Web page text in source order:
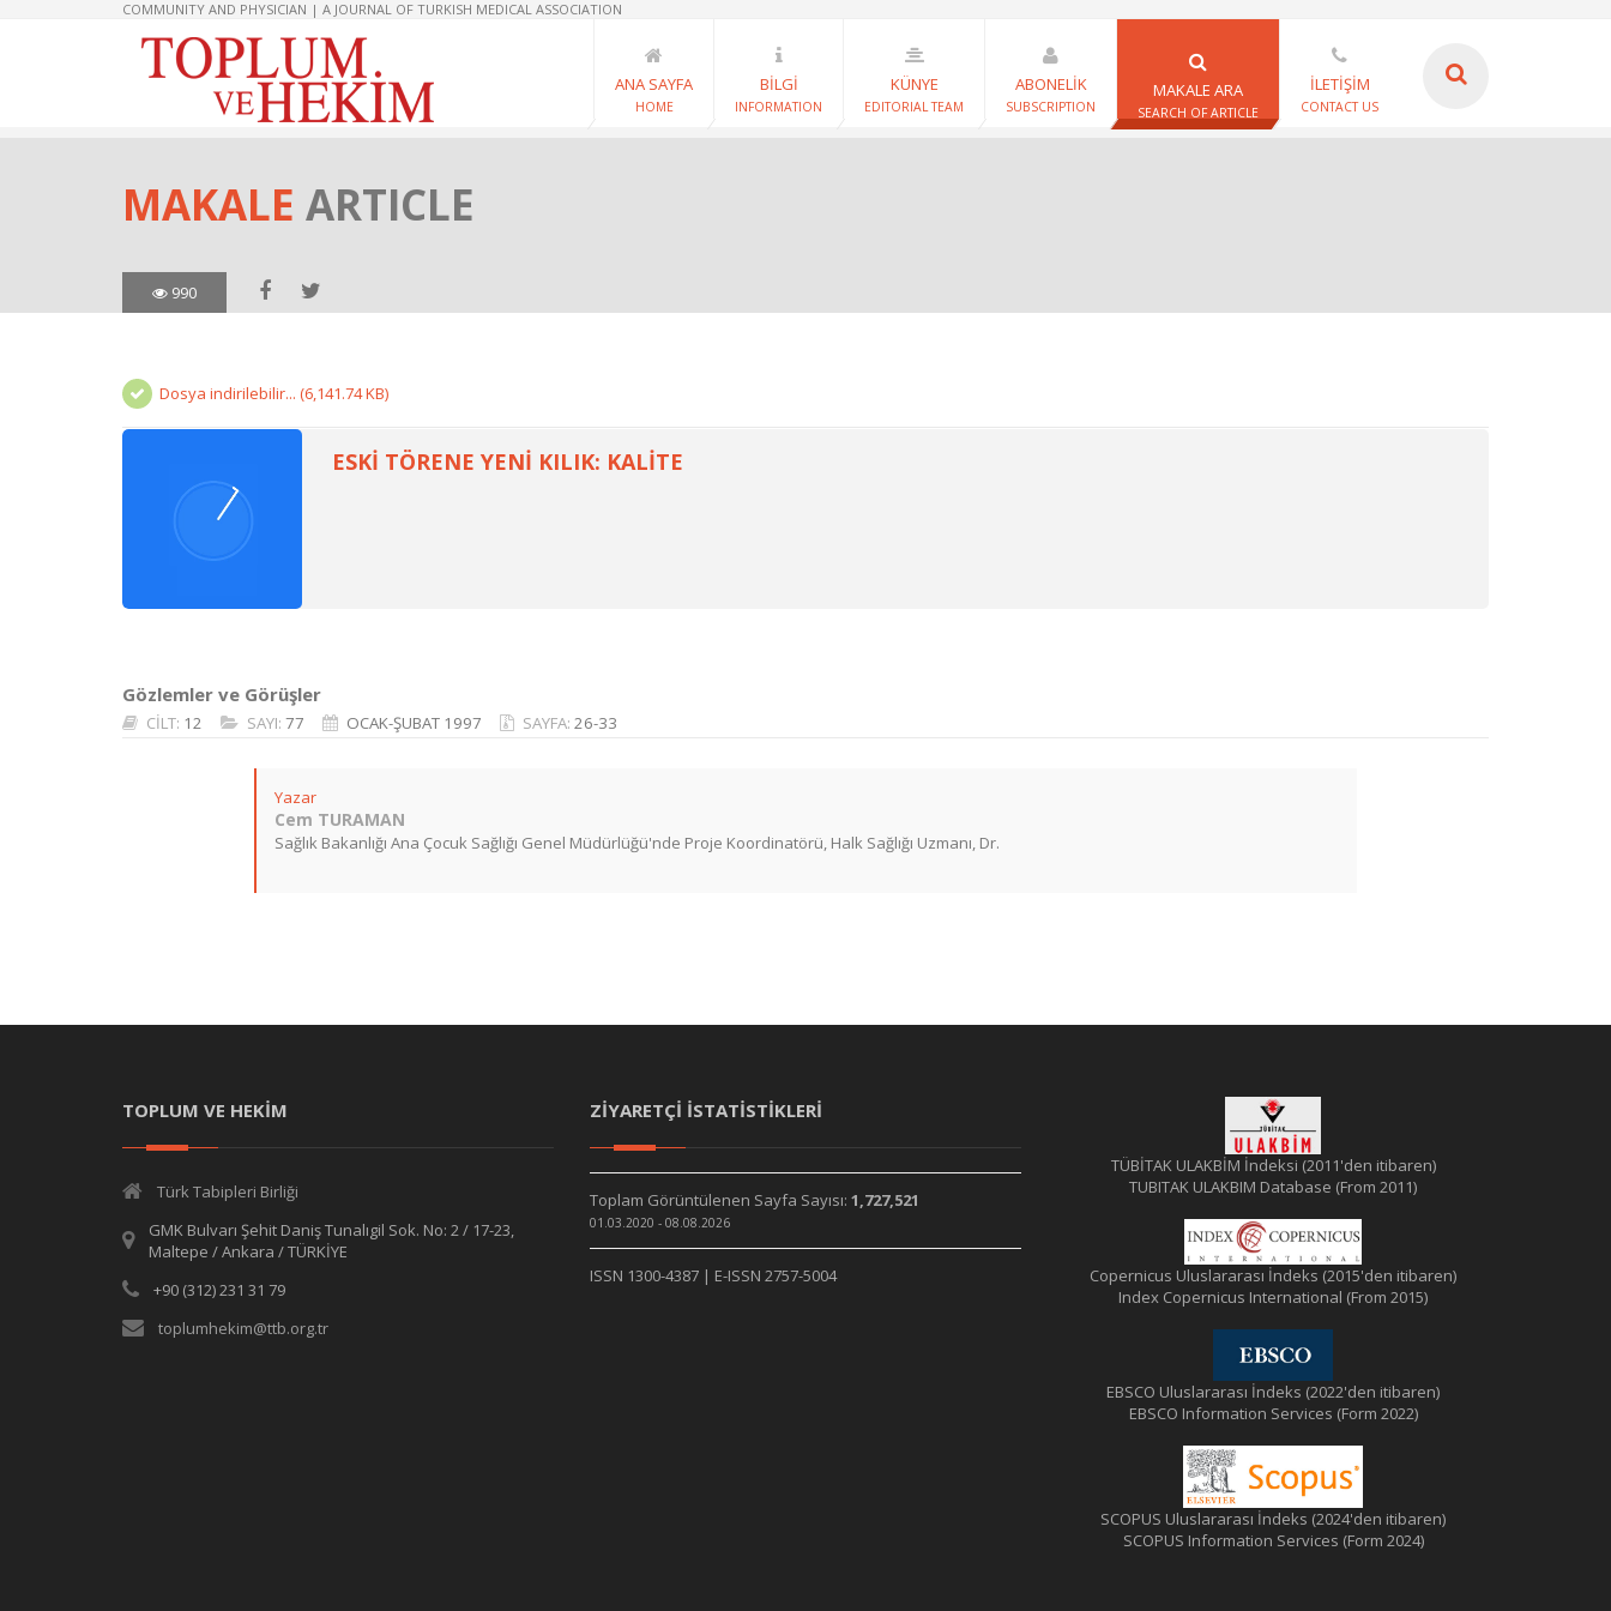
COMMUNITY AND PHYSICIAN | A JOURNAL OF TURKISH MEDICAL ASSOCIATION
ANA SAYFA
HOME
BİLGİ
INFORMATION
KÜNYE
EDITORIAL TEAM
ABONELİK
SUBSCRIPTION
MAKALE ARA
SEARCH OF ARTICLE
İLETİŞİM
CONTACT US
MAKALE ARTICLE
990
Dosya indirilebilir... (6,141.74 KB)
ESKİ TÖRENE YENİ KILIK: KALİTE
Gözlemler ve Görüşler
CİLT: 12 SAYI: 77 OCAK-ŞUBAT 1997 SAYFA: 26-33
Yazar
Cem TURAMAN
Sağlık Bakanlığı Ana Çocuk Sağlığı Genel Müdürlüğü'nde Proje Koordinatörü, Halk Sağlığı Uzmanı, Dr.
TOPLUM VE HEKİM
Türk Tabipleri Birliği
GMK Bulvarı Şehit Daniş Tunalıgil Sok. No: 2 / 17-23,
Maltepe / Ankara / TÜRKİYE
+90 (312) 231 31 79
toplumhekim@ttb.org.tr
ZİYARETÇİ İSTATİSTİKLERİ
Toplam Görüntülenen Sayfa Sayısı: 1,727,521
01.03.2020 - 08.08.2026
ISSN 1300-4387 | E-ISSN 2757-5004
TÜBİTAK ULAKBİM İndeksi (2011'den itibaren)
TUBITAK ULAKBIM Database (From 2011)
Copernicus Uluslararası İndeks (2015'den itibaren)
Index Copernicus International (From 2015)
EBSCO Uluslararası İndeks (2022'den itibaren)
EBSCO Information Services (Form 2022)
SCOPUS Uluslararası İndeks (2024'den itibaren)
SCOPUS Information Services (Form 2024)